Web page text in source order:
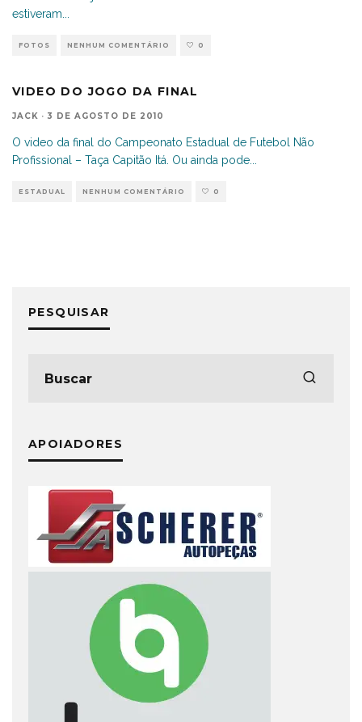
estiveram...
FOTOS NENHUM COMENTÁRIO 0
VIDEO DO JOGO DA FINAL
JACK · 3 DE AGOSTO DE 2010
O video da final do Campeonato Estadual de Futebol Não
Profissional – Taça Capitão Itá. Ou ainda pode...
ESTADUAL NENHUM COMENTÁRIO 0
PESQUISAR
APOIADORES